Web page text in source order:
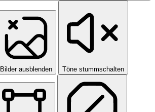
Bilder ausblenden Töne stummschalten